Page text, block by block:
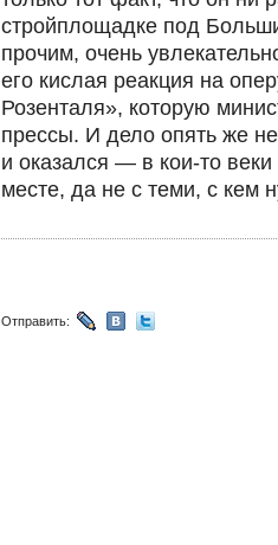
стройплощадке под
прочим, очень
его кислая реакция на
Розенталя», которую
прессы. И дело опять же
и оказался — в кои-то
месте, да не с теми, с кем
Отправить: